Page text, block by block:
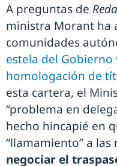
A preguntas de
ministra Morant ha
comunidades
estela del Gobierno
homologación de
esta cartera, el
“problema en
hecho hincapié en
“llamamiento” a
negociar el